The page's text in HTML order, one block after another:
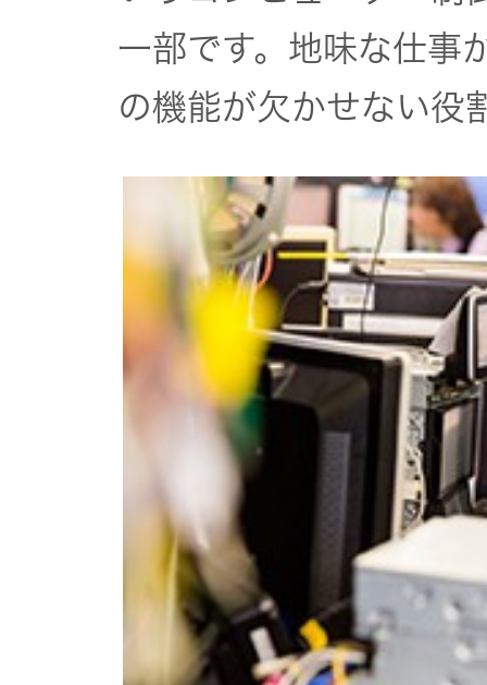
オルゴー
カスタム
サービス
(WiZMUSIC
トップ)
技術情報
K2
TECHNOLOGY
EXOFIELD
頭外定位
音場処理
一部です。地味な仕事
の機能が欠かせない役